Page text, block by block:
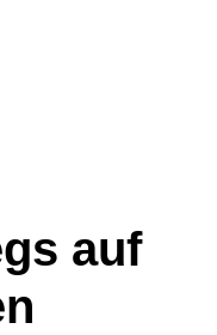
auf